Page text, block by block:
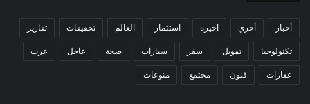
أخبار أخري اخيره استثمار العالم تحقيقات تقارير
تكنولوجيا تمويل سفر سيارات صحة عاجل عرب
عقارات فنون مجتمع منوعات